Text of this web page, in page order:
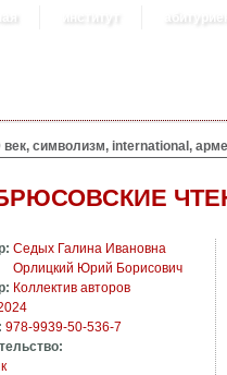
институт
век, символизм, international,
Седых Галина Ивановна
Орлицкий Юрий Борисович
Коллектив авторов
978-9939-50-536-7